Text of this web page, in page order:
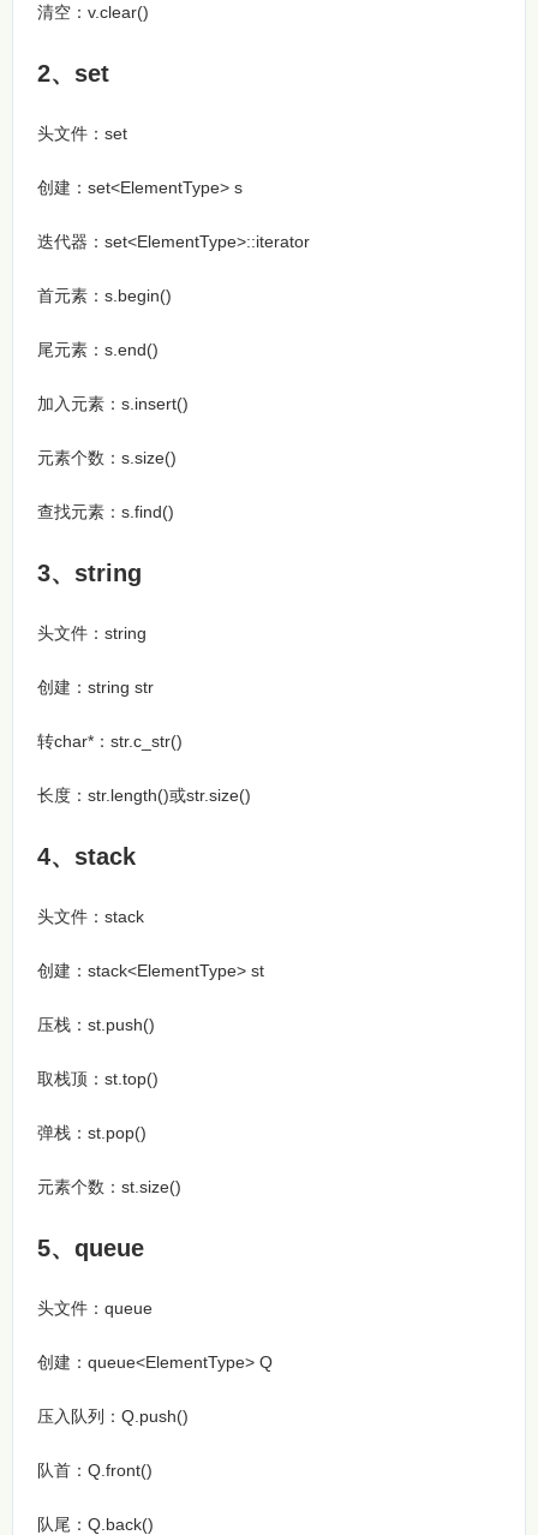
清空：v.clear()
2、set
头文件：set
创建：set<ElementType> s
迭代器：set<ElementType>::iterator
首元素：s.begin()
尾元素：s.end()
加入元素：s.insert()
元素个数：s.size()
查找元素：s.find()
3、string
头文件：string
创建：string str
转char*：str.c_str()
长度：str.length()或str.size()
4、stack
头文件：stack
创建：stack<ElementType> st
压栈：st.push()
取栈顶：st.top()
弹栈：st.pop()
元素个数：st.size()
5、queue
头文件：queue
创建：queue<ElementType> Q
压入队列：Q.push()
队首：Q.front()
队尾：Q.back()